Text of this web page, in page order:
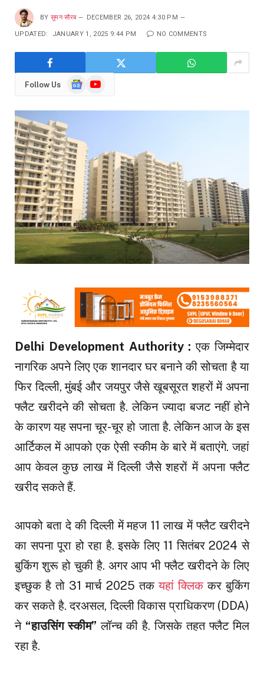
BY सुमन सौरब DECEMBER 26, 2024 4:30 PM
UPDATED: JANUARY 1, 2025 9:44 PM NO COMMENTS
Follow Us
GoogleYouTube
Delhi Development Authority : एक जिम्मेदार
नागरिक अपने लिए एक शानदार घर बनाने की सोचता है या
फिर दिल्ली, मुंबई और जयपुर जैसे खूबसूरत शहरों में अपना
फ्लैट खरीदने की सोचता है. लेकिन ज्यादा बजट नहीं होने
के कारण यह सपना चूर-चूर हो जाता है. लेकिन आज के इस
आर्टिकल में आपको एक ऐसी स्कीम के बारे में बताएंगे. जहां
आप केवल कुछ लाख में दिल्ली जैसे शहरों में अपना फ्लैट
खरीद सकते हैं.
आपको बता दे की दिल्ली में महज 11 लाख में फ्लैट खरीदने
का सपना पूरा हो रहा है. इसके लिए 11 सितंबर 2024 से
बुकिंग शुरू हो चुकी है. अगर आप भी फ्लैट खरीदने के लिए
इच्छुक है तो 31 मार्च 2025 तकयहां क्लिककर बुकिंग
कर सकते है. दरअसल, दिल्ली विकास प्राधिकरण (DDA)
ने “हाउसिंग स्कीम”लॉन्च की है. जिसके तहत फ्लैट मिल
रहा है.